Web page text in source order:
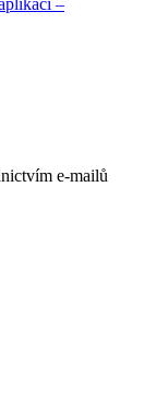
–
e-mailů